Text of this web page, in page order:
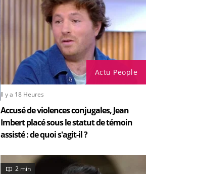
Actu People
Il y a 18 Heures
Accusé de violences conjugales, Jean
Imbert placé sous le statut de témoin
assisté : de quoi s'agit-il ?
2 min